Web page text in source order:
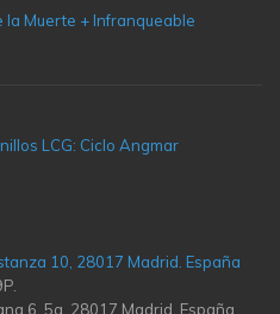
la Muerte + Infranqueable
LCG: Ciclo Angmar
10, 28017 Madrid. España
6, 5a. 28017 Madrid. España